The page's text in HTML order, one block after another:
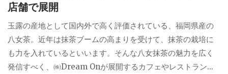
店舗で展開
玉露の産地として国内外で高く評価されている、福岡県産の
八女茶。近年は抹茶ブームの高まりを受けて、抹茶の栽培に
も力を入れているといいます。そんな八女抹茶の魅力を広く
発信すべく、㈱Dream Onが展開するカフェやレストラン...